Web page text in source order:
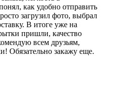
как удобно отправить
загрузил фото, выбрал
В итоге уже на
пришли, качество
всем друзьям,
Обязательно закажу еще.